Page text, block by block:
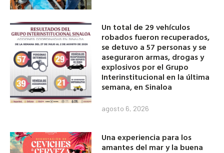
Un total de 29 vehículos
robados fueron recuperados,
se detuvo a 57 personas y se
aseguraron armas, drogas y
explosivos por el Grupo
Interinstitucional en la última
semana, en Sinaloa
agosto 6, 2026
Una experiencia para los
amantes del mar y la buena